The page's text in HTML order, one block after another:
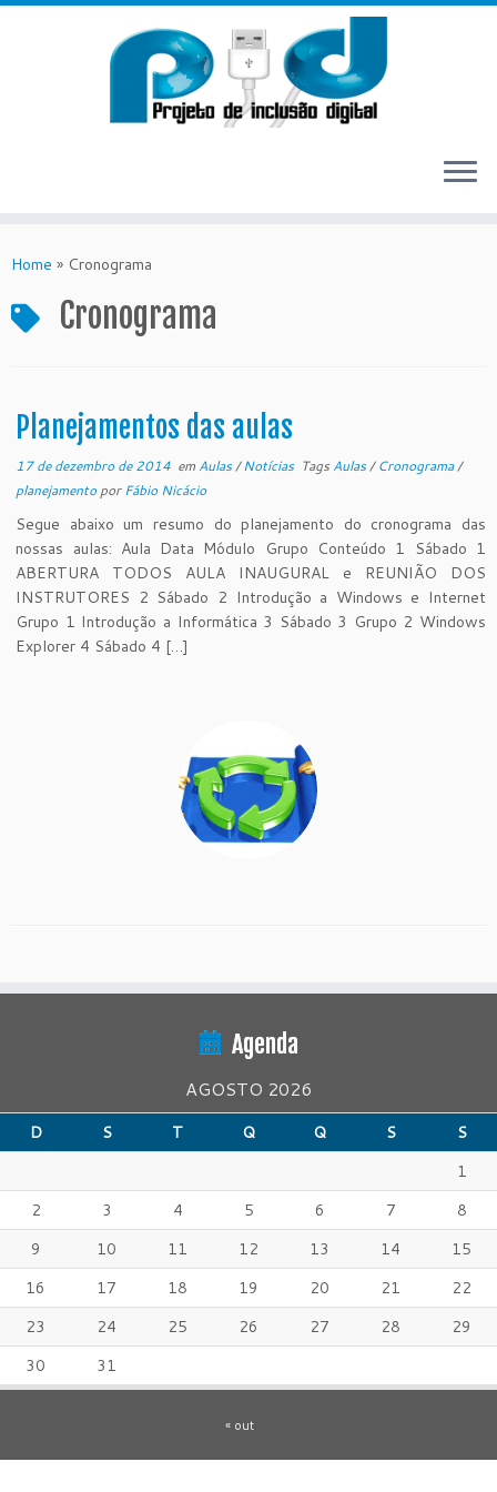
toHome » Cronograma
Cronograma
Planejamentos das aulas
17 de dezembro de 2014 em Aulas/Notícias Tags Aulas/Cronograma/
planejamentoporFábio Nicácio
Segue abaixo um resumo do planejamento do cronograma das
nossas aulas: Aula Data Módulo Grupo Conteúdo 1 Sábado 1
ABERTURA TODOS AULA INAUGURAL e REUNIÃO DOS
INSTRUTORES 2 Sábado 2 Introdução a Windows e Internet
Grupo 1 Introdução a Informática 3 Sábado 3 Grupo 2 Windows
Explorer 4 Sábado 4 […]
Agenda
AGOSTO 2026
D S T Q Q S
S
1
2
3 4 5 6 7
8
9
10 11 12 13 14
15
16
17 18 19 20 21
22
23
24 25 26 27 28
29
30
31
« out